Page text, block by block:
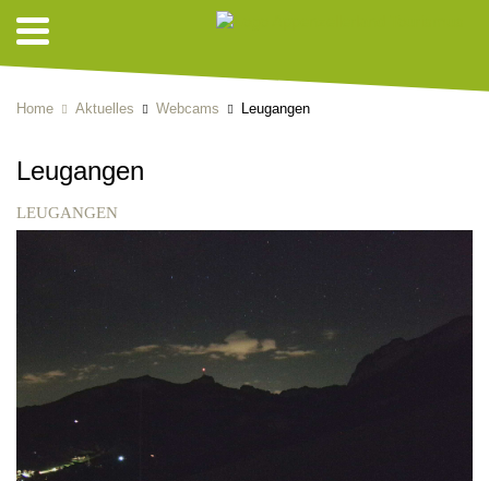
Home Aktuelles Webcams Leugangen
Leugangen
LEUGANGEN